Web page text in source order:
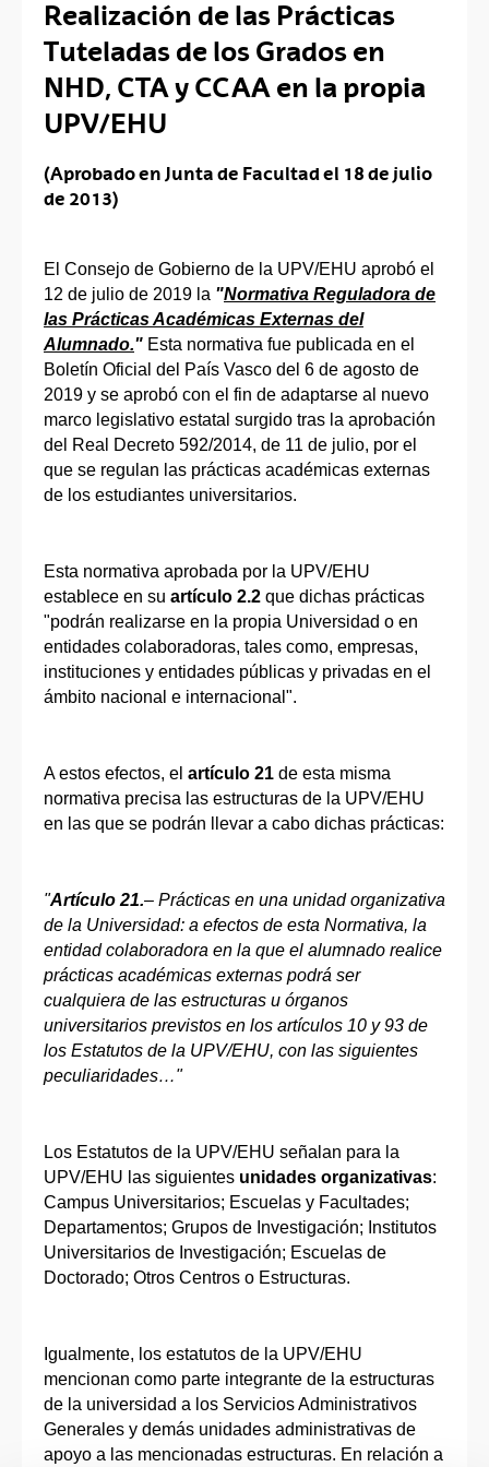
Realización de las Prácticas
Tuteladas de los Grados en
NHD, CTA y CCAA en la propia
UPV/EHU
(Aprobado en Junta de Facultad el 18 de julio
de 2013)
El Consejo de Gobierno de la UPV/EHU aprobó el
12 de julio de 2019 la "Normativa Reguladora de
las Prácticas Académicas Externas del
Alumnado." Esta normativa fue publicada en el
Boletín Oficial del País Vasco del 6 de agosto de
2019 y se aprobó con el fin de adaptarse al nuevo
marco legislativo estatal surgido tras la aprobación
del Real Decreto 592/2014, de 11 de julio, por el
que se regulan las prácticas académicas externas
de los estudiantes universitarios.
Esta normativa aprobada por la UPV/EHU
establece en su artículo 2.2 que dichas prácticas
"podrán realizarse en la propia Universidad o en
entidades colaboradoras, tales como, empresas,
instituciones y entidades públicas y privadas en el
ámbito nacional e internacional".
A estos efectos, el artículo 21 de esta misma
normativa precisa las estructuras de la UPV/EHU
en las que se podrán llevar a cabo dichas prácticas:
"Artículo 21.– Prácticas en una unidad organizativa
de la Universidad: a efectos de esta Normativa, la
entidad colaboradora en la que el alumnado realice
prácticas académicas externas podrá ser
cualquiera de las estructuras u órganos
universitarios previstos en los artículos 10 y 93 de
los Estatutos de la UPV/EHU, con las siguientes
peculiaridades…"
Los Estatutos de la UPV/EHU señalan para la
UPV/EHU las siguientes unidades organizativas:
Campus Universitarios; Escuelas y Facultades;
Departamentos; Grupos de Investigación; Institutos
Universitarios de Investigación; Escuelas de
Doctorado; Otros Centros o Estructuras.
Igualmente, los estatutos de la UPV/EHU
mencionan como parte integrante de la estructuras
de la universidad a los Servicios Administrativos
Generales y demás unidades administrativas de
apoyo a las mencionadas estructuras. En relación a